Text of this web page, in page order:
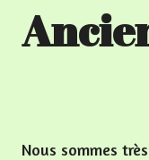
Nous sommes